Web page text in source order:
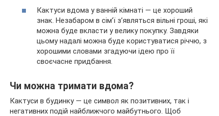
Кактуси вдома у ванній кімнаті — це хороший
знак. Незабаром в сім’ї з’являться вільні гроші, які
можна буде вкласти у велику покупку. Завдяки
цьому надалі можна буде користуватися річчю, з
хорошими словами згадуючи ідею про її
своєчасне придбання.
Чи можна тримати вдома?
Кактуси в будинку — це символ як позитивних, так і
негативних подій найближчого майбутнього. Щоб